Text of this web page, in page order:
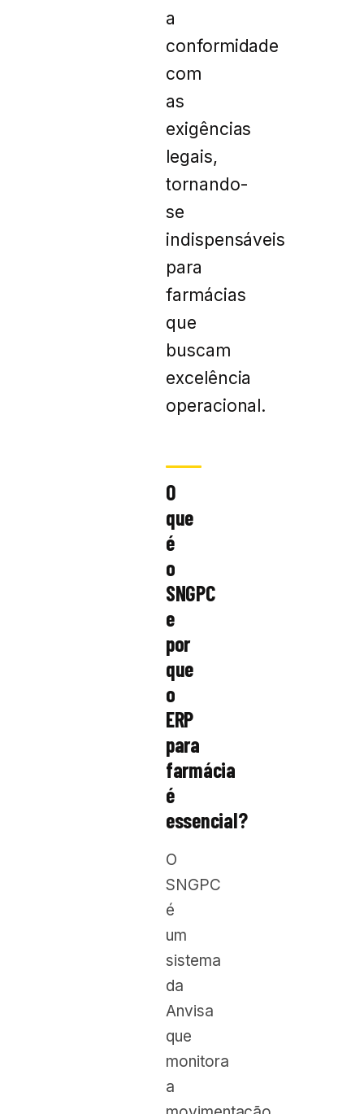
a
conformidade
com
as
exigências
legais,
tornando-
se
indispensáveis
para
farmácias
que
buscam
excelência
operacional.
O
que
é
o
SNGPC
e
por
que
o
ERP
para
farmácia
é
essencial?
O
SNGPC
é
um
sistema
da
Anvisa
que
monitora
a